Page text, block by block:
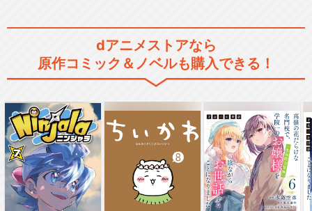
dアニメストアなら
原作コミック＆ノベルも購入できる！